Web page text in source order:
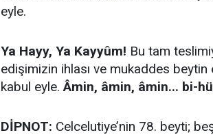
eyle.
Ya Hayy, Ya Kayyûm! Bu tam
edişimizin ihlası ve mukaddes beytin
kabul eyle.Âmin, âmin, âmin... bi-
DİPNOT: Celcelutiye’nin 78. beyti;